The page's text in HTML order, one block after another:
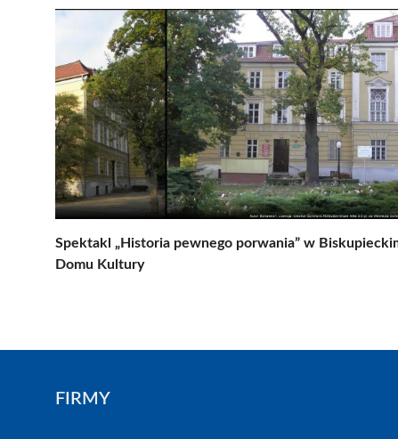
Spektakl „Historia pewnego porwania” w
Domu Kultury
FIRMY